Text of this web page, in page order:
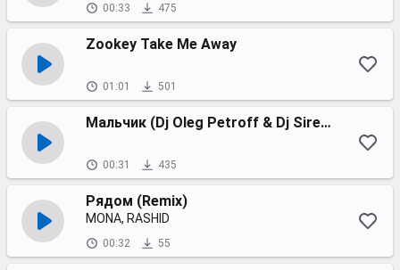
00:33 475
Zookey Take Me Away
01:01 501
Мальчик (Dj Oleg Petroff & Dj Sirena Radio Edit)
00:31 435
Рядом (Remix)
MONA, RASHID
00:32 55